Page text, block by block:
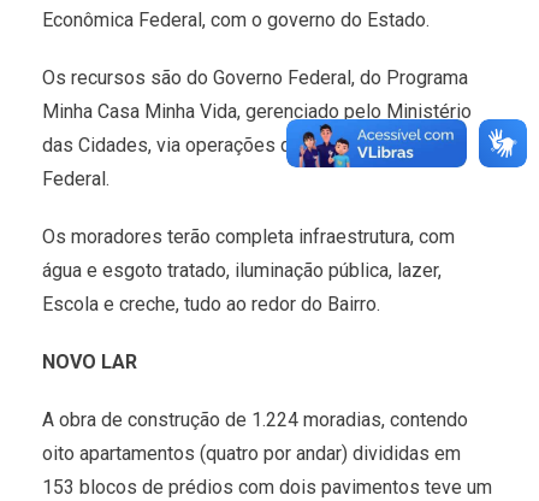
Econômica Federal, com o governo do Estado.
Os recursos são do Governo Federal, do Programa
Minha Casa Minha Vida, gerenciado pelo Ministério
das Cidades, via operações da Caixa Econômica
Federal.
Os moradores terão completa infraestrutura, com
água e esgoto tratado, iluminação pública, lazer,
Escola e creche, tudo ao redor do Bairro.
NOVO LAR
A obra de construção de 1.224 moradias, contendo
oito apartamentos (quatro por andar) divididas em
153 blocos de prédios com dois pavimentos teve um